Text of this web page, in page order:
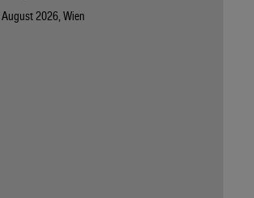
2026, Wien